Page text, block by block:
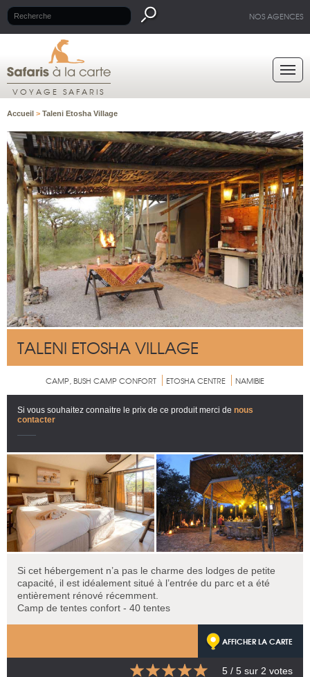
NOS AGENCES
VOYAGE SAFARIS
Accueil > Taleni Etosha Village
TALENI ETOSHA VILLAGE
CAMP, BUSH CAMP CONFORT ETOSHA CENTRE NAMIBIE
Si vous souhaitez connaitre le prix de ce produit merci de nous
contacter
Si cet hébergement n’a pas le charme des lodges de petite
capacité, il est idéalement situé à l’entrée du parc et a été
entièrement rénové récemment.
Camp de tentes confort - 40 tentes
AFFICHER LA CARTE
5 / 5 sur 2 votes